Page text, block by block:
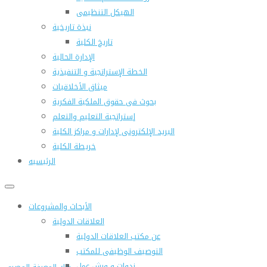
الهيكل التنظيمى
نبذة تاريخية
تاريخ الكلية
الإدارة الحالية
الخطة الإستراتجية و التنفيذية
ميثاق الأخلاقيات
بحوث فى حقوق الملكية الفكرية
إستراتجية التعليم والتعلم
البريد الإلكترونى لإدارات و مراكز الكلية
خريطة الكلية
الرئيسيه
الأبحاث والمشروعات
العلاقات الدولية
عن مكتب العلاقات الدولية
التوصيف الوظيفى للمكتب